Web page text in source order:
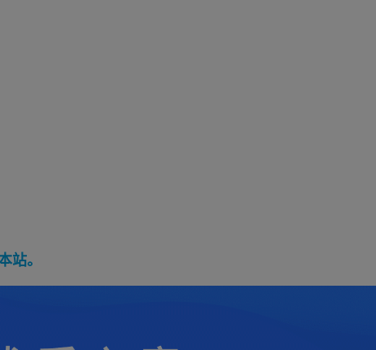
。